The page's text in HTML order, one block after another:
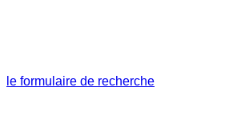
le formulaire de recherche